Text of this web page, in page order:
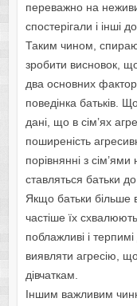
переважно на
спостерігали і інші
Таким чином,
зробити висновок,
два основних
поведінка батьків.
дані, що в сім’ях
поширеність
порівнянні з
ставляться батьки
Якщо батьки більше
частіше їх
поблажливі і
виявляти агресію,
дівчаткам.
Іншим важливим